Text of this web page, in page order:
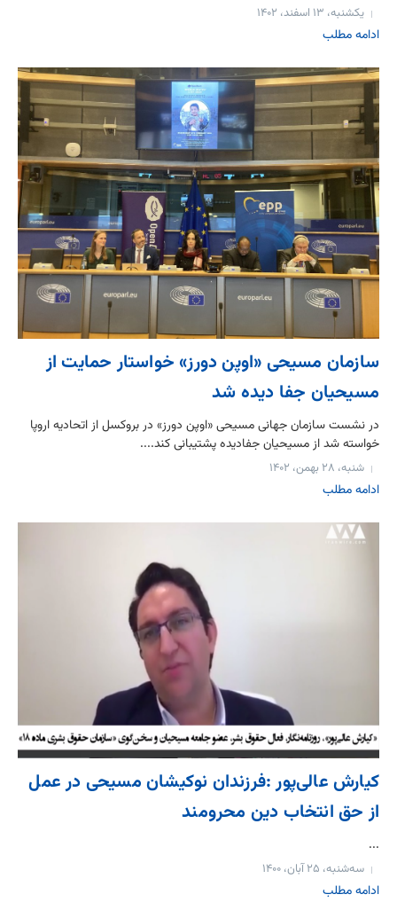
یکشنبه، ۱۳ اسفند، ۱۴۰۲
ادامه مطلب
سازمان مسیحی «اوپن دورز» خواستار حمایت از
مسیحیان جفا دیده شد
در نشست سازمان جهانی مسیحی «اوپن دورز» در بروکسل از اتحادیه اروپا
خواسته شد از مسیحیان جفادیده پشتیبانی کند....
شنبه، ۲۸ بهمن، ۱۴۰۲
ادامه مطلب
کیارش عالی‌پور :فرزندان نوکیشان مسیحی در عمل
از حق انتخاب دین محرومند
...
سه‌شنبه، ۲۵ آبان، ۱۴۰۰
ادامه مطلب